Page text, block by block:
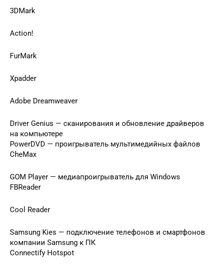
3DMark
Action!
FurMark
Xpadder
Adobe Dreamweaver
Driver Genius — сканирования и обновление драйверов
на компьютере
PowerDVD — проигрыватель мультимедийных файлов
CheMax
GOM Player — медиапроигрыватель для Windows
FBReader
Cool Reader
Samsung Kies — подключение телефонов и смартфонов
компании Samsung к ПК
Connectify Hotspot